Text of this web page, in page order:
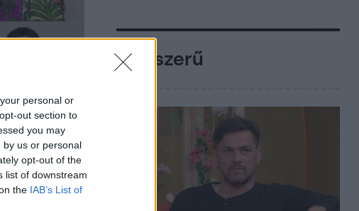
personal or
out section to
you may
by us or personal
opt-out of the
list of downstream
the IAB’s List of
Népszerű